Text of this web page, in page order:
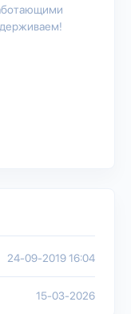
24-09-2019 16:04
15-03-2026